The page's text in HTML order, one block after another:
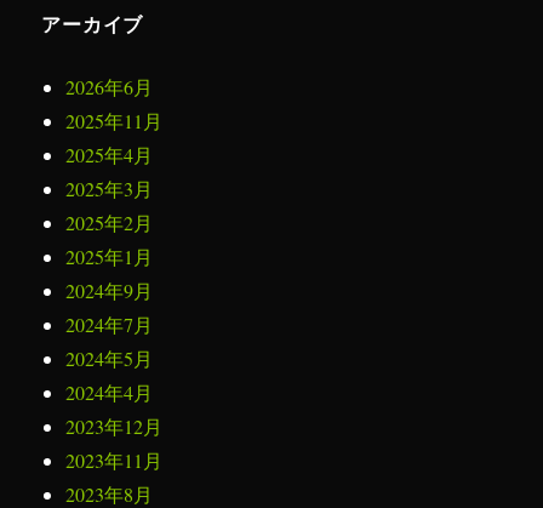
アーカイブ
2026年6月
2025年11月
2025年4月
2025年3月
2025年2月
2025年1月
2024年9月
2024年7月
2024年5月
2024年4月
2023年12月
2023年11月
2023年8月